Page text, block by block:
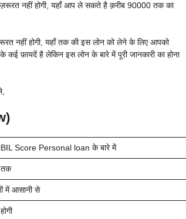
नहीं होगी, यहाँ आप ले सकते है क़रीब 90000 तक का
नहीं होगी, यहाँ तक की इस लोन को लेने के लिए आपको
फ़ायदें है लेकिन इस लोन के बारे में पूरी जानकारी का होना
Score Personal loan के बारे में
में आसानी से